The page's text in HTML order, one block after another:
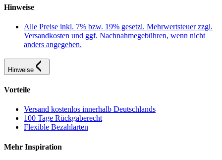
Hinweise
Alle Preise inkl. 7% bzw. 19% gesetzl. Mehrwertsteuer zzgl.
Versandkosten und ggf. Nachnahmegebühren, wenn nicht
anders angegeben.
Hinweise
Vorteile
Versand kostenlos innerhalb Deutschlands
100 Tage Rückgaberecht
Flexible Bezahlarten
Mehr Inspiration